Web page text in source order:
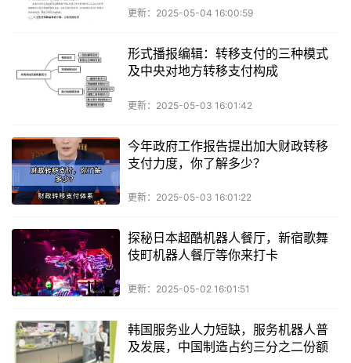
更新：2025-05-04 16:00:59
形式播报编辑：转移支付的三种模式
及中央对地方转移支付构成
更新：2025-05-03 16:01:42
今年政府工作报告提出加大财政转移
支付力度，你了解多少？
更新：2025-05-03 16:01:22
探秘日本超酷机器人餐厅，新宿歌舞
伎町机器人餐厅等你来打卡
更新：2025-05-02 16:01:51
韩国服务业人力短缺，服务机器人普
及发展，中国制造占约三分之二份额